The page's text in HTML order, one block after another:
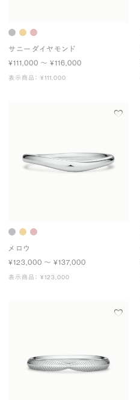
サニー ダイヤモンド
¥111,000 〜 ¥116,000
表示商品： ¥111,000
メロウ
¥123,000 〜 ¥137,000
表示商品： ¥123,000